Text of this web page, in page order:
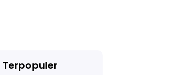
Terpopuler